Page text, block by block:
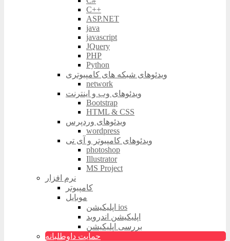
C++
ASP.NET
java
javascript
JQuery
PHP
Python
ویدئوهای شبکه های کامپیوتری
network
ویدئوهای وب و اینترنت
Bootstrap
HTML & CSS
ویدئوهای وردپرس
wordpress
ویدئوهای کامپیوتر و آی تی
photoshop
Illustrator
MS Project
نرم افزار
کامپیوتر
موبایل
اپلیکیشن ios
اپلیکیشن اندروید
بررسی اپلیکیشن
حمایت داوطلبانه